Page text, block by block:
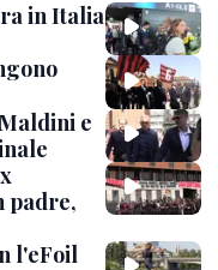
in Italia
e
padre,
l'eFoil